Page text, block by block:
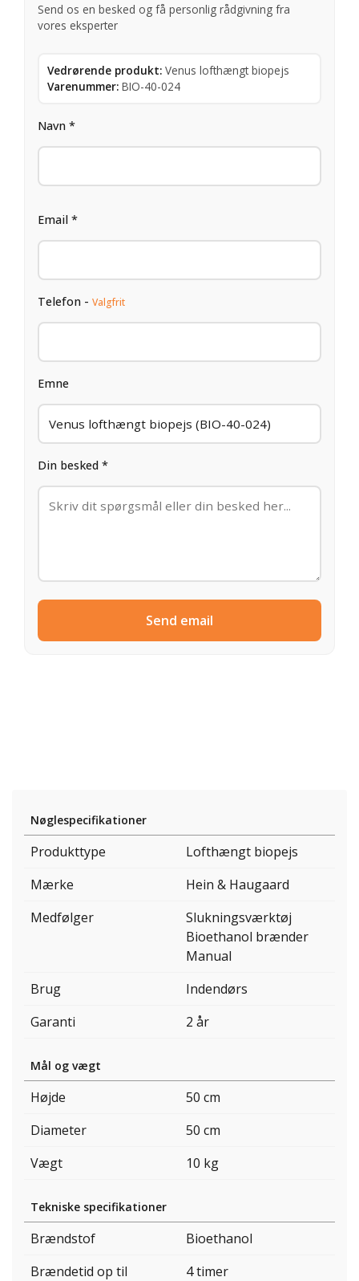
Send os en besked og få personlig rådgivning fra
vores eksperter
Vedrørende produkt: Venus lofthængt biopejs
Varenummer: BIO-40-024
Navn *
Email *
Telefon - Valgfrit
Emne
Din besked *
Send email
Nøglespecifikationer
Produkttype
Lofthængt biopejs
Mærke
Hein & Haugaard
Medfølger
Slukningsværktøj
Bioethanol brænder
Manual
Brug
Indendørs
Garanti
2 år
Mål og vægt
Højde
50 cm
Diameter
50 cm
Vægt
10 kg
Tekniske specifikationer
Brændstof
Bioethanol
Brændetid op til
4 timer